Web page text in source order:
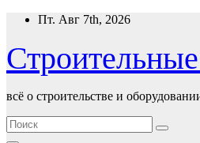
Перейти
содержимому
Пт. Авг 7th, 2026
всё о строительстве и